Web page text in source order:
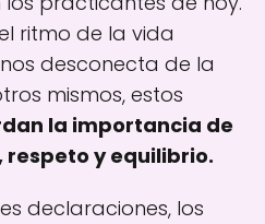
ritmo de la vida
desconecta de la
mismos, estos
la importancia de
respeto y equilibrio.
declaraciones, los